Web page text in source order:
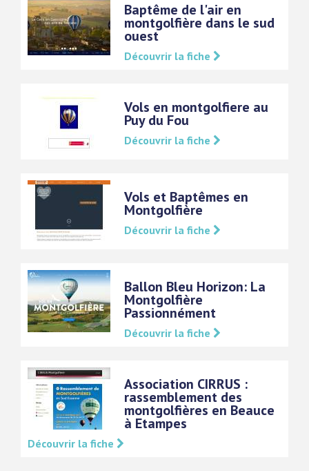
Baptême de l'air en
montgolfière dans le sud
ouest
Découvrir la fiche
Vols en montgolfiere au
Puy du Fou
Découvrir la fiche
Vols et Baptêmes en
Montgolfière
Découvrir la fiche
Ballon Bleu Horizon: La
Montgolfière
Passionnément
Découvrir la fiche
Association CIRRUS :
rassemblement des
montgolfières en Beauce
à Etampes
Découvrir la fiche